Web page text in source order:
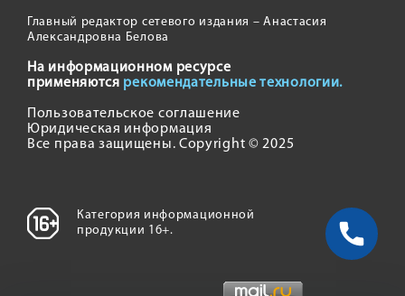
Главный редактор сетевого издания – Анастасия
Александровна Белова
На информационном ресурсе
применяются рекомендательные технологии.
Пользовательское соглашение
Юридическая информация
Все права защищены. Copyright © 2025
Категория информационной
продукции 16+.